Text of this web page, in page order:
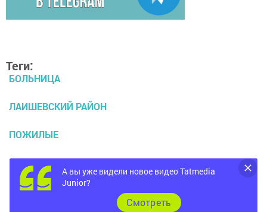
Теги:
БОЛЬНИЦА
ЛАИШЕВСКИЙ РАЙОН
ПОЖИЛЫЕ
НАЦПРОЕКТ
РЕКЛАМА В ЛАИШЕВЕ
А вы уже видели новое видео Tatmedia
Junior?
Cмотреть